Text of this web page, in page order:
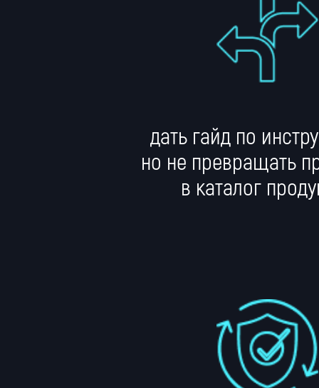
дать гайд по
но не превращать
в каталог